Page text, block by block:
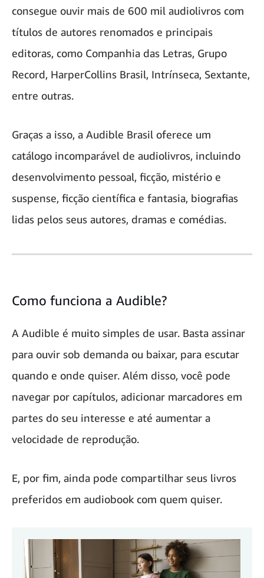
consegue ouvir mais de 600 mil audiolivros com
títulos de autores renomados e principais
editoras, como Companhia das Letras, Grupo
Record, HarperCollins Brasil, Intrínseca, Sextante,
entre outras.
Graças a isso, a Audible Brasil oferece um
catálogo incomparável de audiolivros, incluindo
desenvolvimento pessoal, ficção, mistério e
suspense, ficção científica e fantasia, biografias
lidas pelos seus autores, dramas e comédias.
Como funciona a Audible?
A Audible é muito simples de usar. Basta assinar
para ouvir sob demanda ou baixar, para escutar
quando e onde quiser. Além disso, você pode
navegar por capítulos, adicionar marcadores em
partes do seu interesse e até aumentar a
velocidade de reprodução.
E, por fim, ainda pode compartilhar seus livros
preferidos em audiobook com quem quiser.